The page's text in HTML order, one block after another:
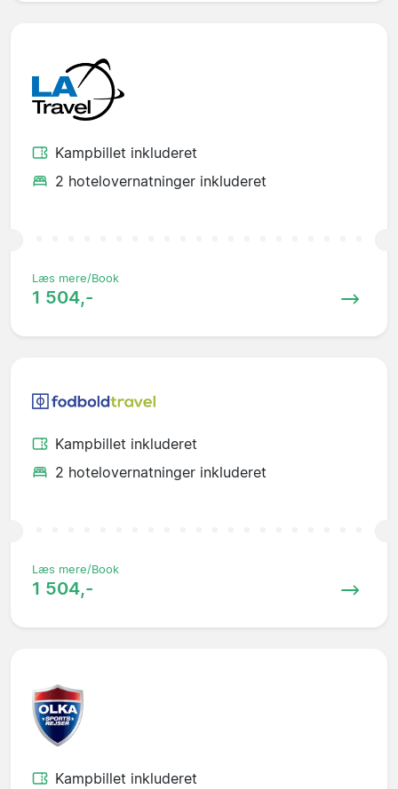
Kampbillet inkluderet
2 hotelovernatninger inkluderet
Læs mere/Book
1 504,-
Kampbillet inkluderet
2 hotelovernatninger inkluderet
Læs mere/Book
1 504,-
Kampbillet inkluderet